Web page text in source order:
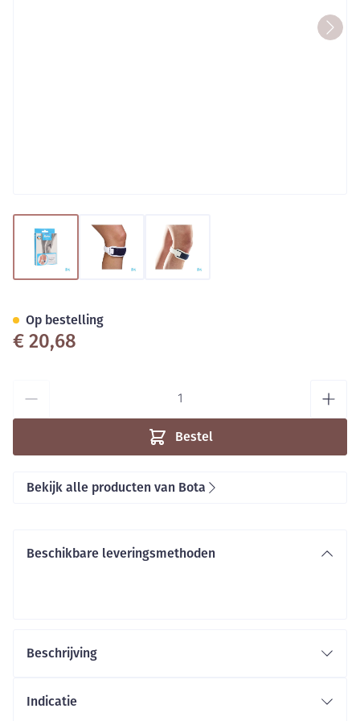
View larger imageView larger imageView larger image
€ 20,68
Bestel
Op bestelling
Bekijk alle producten van Bota
Beschikbare leveringsmethoden
Beschrijving
Indicatie